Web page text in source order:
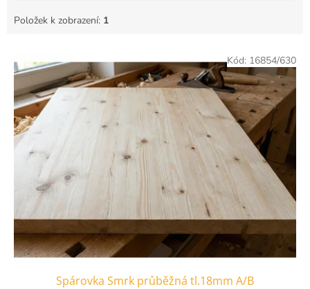
Položek k zobrazení: 1
p
ů
Spárovka Smrk průběžná tl.18mm A/B
Kód: 16854/630